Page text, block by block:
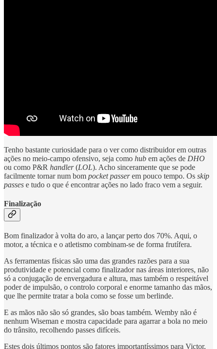
Tenho bastante curiosidade para o ver como distribuidor em outras
ações no meio-campo ofensivo, seja como hub em ações de DHO
ou como P&R handler(LOL). Acho sinceramente que se pode
facilmente tornar num bom pocket passerem pouco tempo. Os skip
passes e tudo o que é encontrar ações no lado fraco vem a seguir.
Finalização
Bom finalizador à volta do aro, a lançar perto dos 70%. Aqui, o
motor, a técnica e o atletismo combinam-se de forma frutífera.
As ferramentas físicas são uma das grandes razões para a sua
produtividade e potencial como finalizador nas áreas interiores, não
só a conjugação de envergadura e altura, mas também o respeitável
poder de impulsão, o controlo corporal e enorme tamanho das mãos,
que lhe permite tratar a bola como se fosse um berlinde.
E as mãos não são só grandes, são boas também. Wemby não é
nenhum Wiseman e mostra capacidade para agarrar a bola no meio
do trânsito, recolhendo passes difíceis.
Estes dois últimos pontos são fatores importantíssimos para Victor,